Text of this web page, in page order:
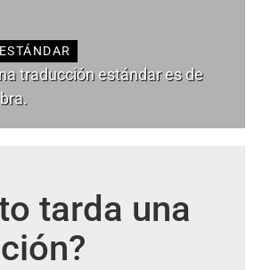
traducción estándar es de
tarda una